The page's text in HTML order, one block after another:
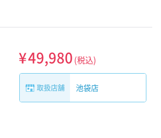
¥49,980 (税込)
取扱店舗 池袋店